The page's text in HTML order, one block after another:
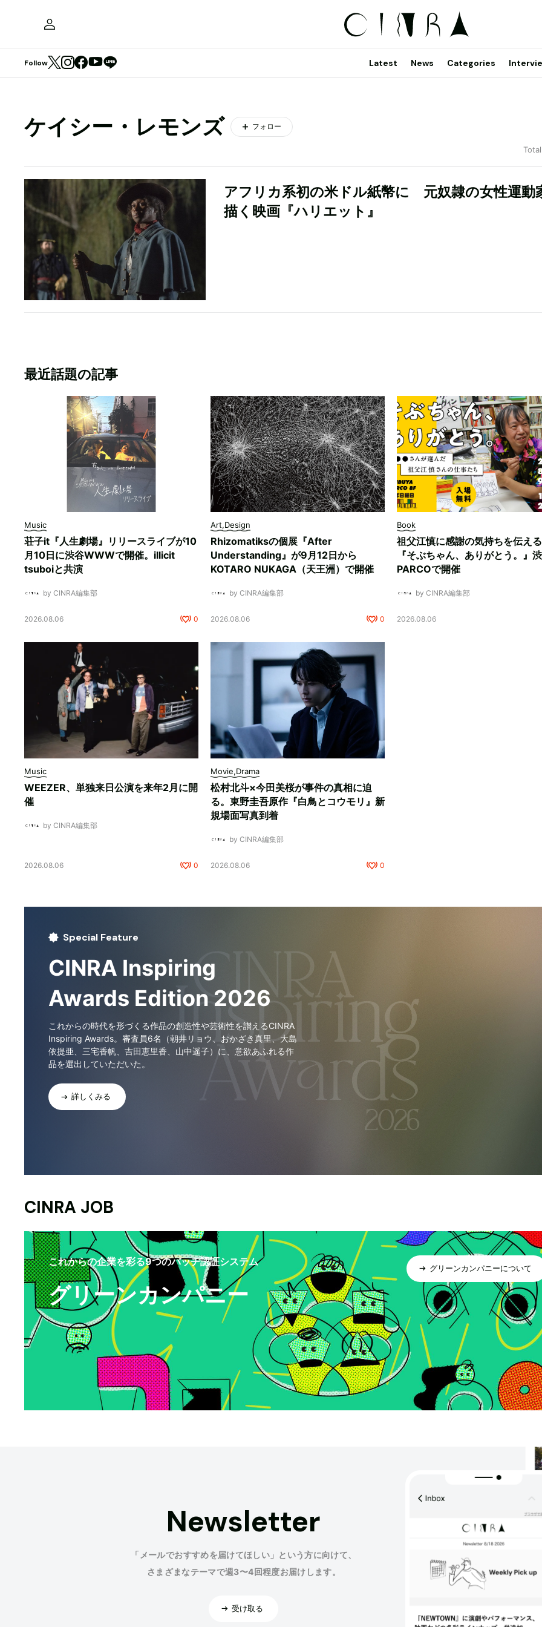
Follow Latest News Categories
ケイシー・レモンズ フォロー
アフリカ系初の米ドル紙幣に 元奴隷の女性運動
描く映画『ハリエット』
最近話題の記事
Music
荘子it『人生劇場』リリースライブが10
月10日に渋谷WWWで開催。illicit
tsuboiと共演
by CINRA編集部
2026.08.06 0
Art,Design
Rhizomatiksの個展『After
Understanding』が9月12日から
KOTARO NUKAGA（天王洲）で開催
by CINRA編集部
2026.08.06 0
Book
祖父江慎に感謝の気持ちを伝え
『そぶちゃん、ありがとう。』
PARCOで開催
by CINRA編集部
2026.08.06
Music
WEEZER、単独来日公演を来年2月に開
催
by CINRA編集部
2026.08.06 0
Movie,Drama
松村北斗×今田美桜が事件の真相に迫
る。東野圭吾原作『白鳥とコウモリ』新
規場面写真到着
by CINRA編集部
2026.08.06 0
Special Feature
CINRA Inspiring
Awards Edition 2026
これからの時代を形づくる作品の創造性や芸術性を讃えるCINRA
Inspiring Awards。審査員6名（朝井リョウ、おかざき真里、大島
依提亜、三宅香帆、吉田恵里香、山中遥子）に、意欲あふれる作
品を選出していただいた。
詳しくみる
CINRA JOB
これからの企業を彩る9つのバッヂ認証システム
グリーンカンパニー
グリーンカンパニーについて
Newsletter
「メールでおすすめを届けてほしい」という方に向けて、
さまざまなテーマで週3〜4回程度お届けします。
受け取る